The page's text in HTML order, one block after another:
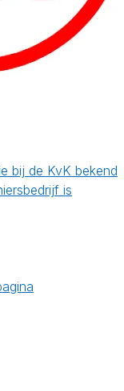
bij de KvK bekend
is